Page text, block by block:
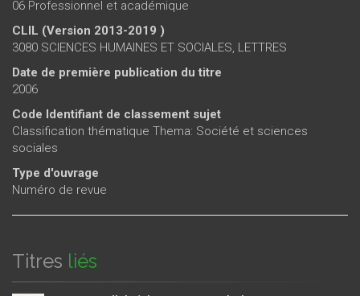
06 Professionnel et académique
CLIL (Version 2013-2019 )
3080 SCIENCES HUMAINES ET SOCIALES, LETTRES
Date de première publication du titre
2006
Code Identifiant de classement sujet
Classification thématique Thema: Société et sciences
sociales
Type d'ouvrage
Numéro de revue
Titres liés